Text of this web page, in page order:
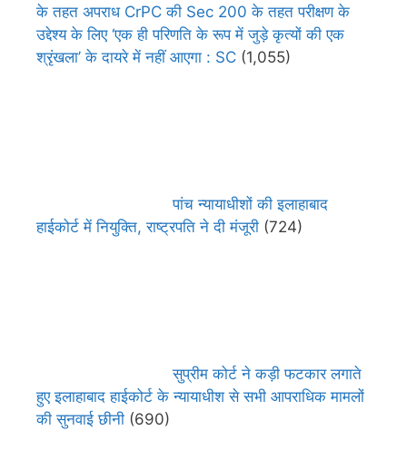
के तहत अपराध CrPC की Sec 200 के तहत परीक्षण के
उद्देश्य के लिए ‘एक ही परिणति के रूप में जुड़े कृत्यों की एक
श्रृंखला’ के दायरे में नहीं आएगा : SC (1,055)
पांच न्यायाधीशों की इलाहाबाद
हाईकोर्ट में नियुक्ति, राष्ट्रपति ने दी मंजूरी (724)
सुप्रीम कोर्ट ने कड़ी फटकार लगाते
हुए इलाहाबाद हाईकोर्ट के न्यायाधीश से सभी आपराधिक मामलों
की सुनवाई छीनी (690)